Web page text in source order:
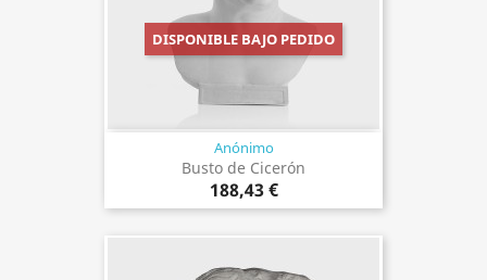
Anónimo
Busto de Cicerón
188,43 €
DISPONIBLE BAJO PEDIDO